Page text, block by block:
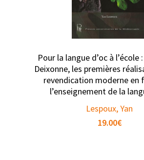
Pour la langue d’oc à l’école
Deixonne, les premières
revendication moderne en
l’enseignement de la
Lespoux, Yan
19.00€